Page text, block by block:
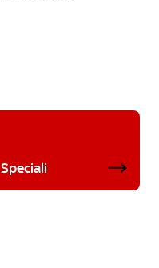
Speciali